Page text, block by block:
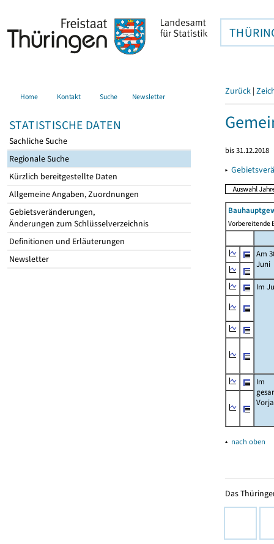
Home Kontakt Suche Newsletter
STATISTISCHE DATEN
Sachliche Suche
Regionale Suche
Kürzlich bereitgestellte Daten
Allgemeine Angaben, Zuordnungen
Gebietsveränderungen,
Änderungen zum Schlüsselverzeichnis
Definitionen und Erläuterungen
Newsletter
Zurück |
bis 31.12.2018
▸
Vorbereitende
Am
Juni
Im
Im
▴ nach oben
Das